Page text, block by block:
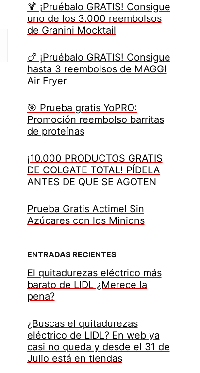
🍹 ¡Pruébalo GRATIS! Consigue
uno de los 3.000 reembolsos
de Granini Mocktail
🍗 ¡Pruébalo GRATIS! Consigue
hasta 3 reembolsos de MAGGI
Air Fryer
🎯 Prueba gratis YoPRO:
Promoción reembolso barritas
de proteínas
¡10.000 PRODUCTOS GRATIS
DE COLGATE TOTAL! PÍDELA
ANTES DE QUE SE AGOTEN
Prueba Gratis Actimel Sin
Azúcares con los Minions
ENTRADAS RECIENTES
El quitadurezas eléctrico más
barato de LIDL ¿Merece la
pena?
¿Buscas el quitadurezas
eléctrico de LIDL? En web ya
casi no queda y desde el 31 de
Julio está en tiendas